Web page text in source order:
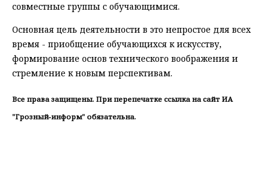
совместные группы с обучающимися.
Основная цель деятельности в это непростое для всех
время - приобщение обучающихся к искусству,
формирование основ технического воображения и
стремление к новым перспективам.
Все права защищены. При перепечатке ссылка на сайт ИА
"Грозный-информ" обязательна.